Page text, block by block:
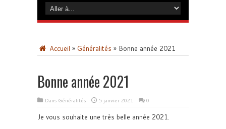
Accueil » Généralités » Bonne année 2021
Bonne année 2021
Dans Généralités 5 janvier 2021 0
Je vous souhaite une très belle année 2021.